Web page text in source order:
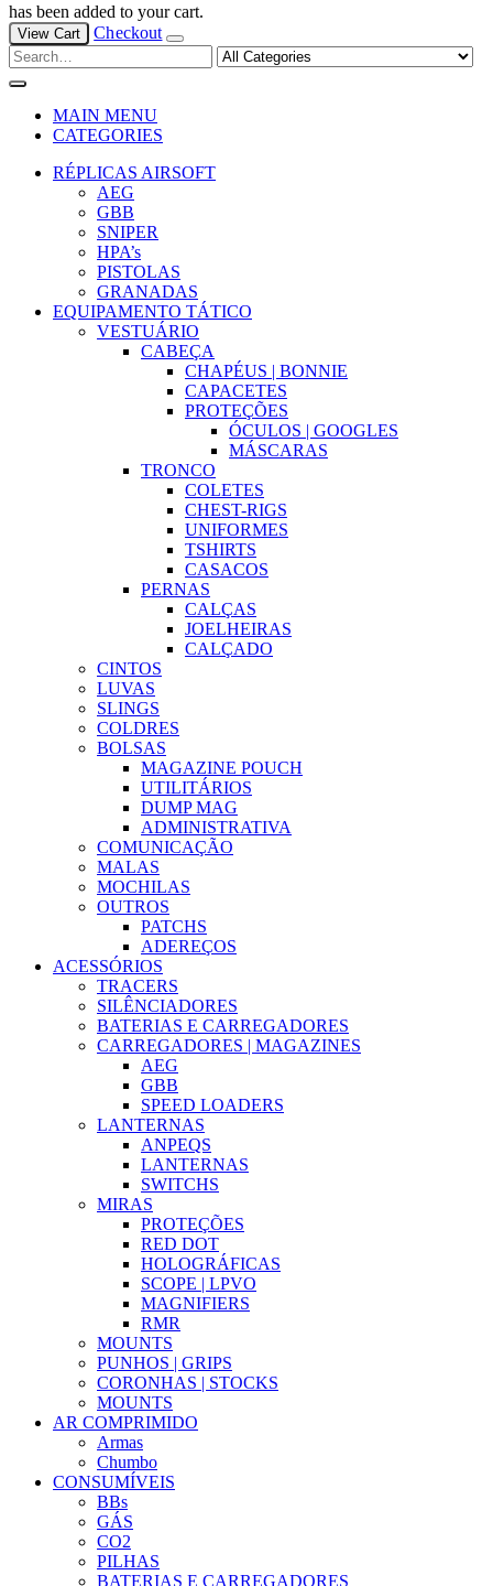
has been added to your cart.
View Cart Checkout
MAIN MENU
CATEGORIES
RÉPLICAS AIRSOFT
AEG
GBB
SNIPER
HPA’s
PISTOLAS
GRANADAS
EQUIPAMENTO TÁTICO
VESTUÁRIO
CABEÇA
CHAPÉUS | BONNIE
CAPACETES
PROTEÇÕES
ÓCULOS | GOOGLES
MÁSCARAS
TRONCO
COLETES
CHEST-RIGS
UNIFORMES
TSHIRTS
CASACOS
PERNAS
CALÇAS
JOELHEIRAS
CALÇADO
CINTOS
LUVAS
SLINGS
COLDRES
BOLSAS
MAGAZINE POUCH
UTILITÁRIOS
DUMP MAG
ADMINISTRATIVA
COMUNICAÇÃO
MALAS
MOCHILAS
OUTROS
PATCHS
ADEREÇOS
ACESSÓRIOS
TRACERS
SILÊNCIADORES
BATERIAS E CARREGADORES
CARREGADORES | MAGAZINES
AEG
GBB
SPEED LOADERS
LANTERNAS
ANPEQS
LANTERNAS
SWITCHS
MIRAS
PROTEÇÕES
RED DOT
HOLOGRÁFICAS
SCOPE | LPVO
MAGNIFIERS
RMR
MOUNTS
PUNHOS | GRIPS
CORONHAS | STOCKS
MOUNTS
AR COMPRIMIDO
Armas
Chumbo
CONSUMÍVEIS
BBs
GÁS
CO2
PILHAS
BATERIAS E CARREGADORES